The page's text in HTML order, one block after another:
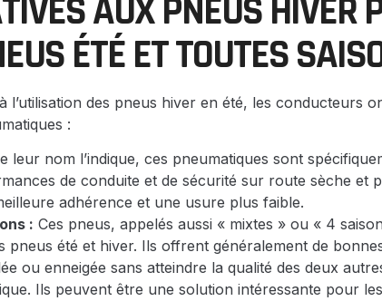
AUX PNEUS HIVER
ÉTÉ ET TOUTES
l’utilisation des pneus hiver en été, les conducteurs
:
leur nom l’indique, ces pneumatiques sont
de conduite et de sécurité sur route sèche et
adhérence et une usure plus faible.
: Ces pneus, appelés aussi « mixtes » ou « 4
pneus été et hiver. Ils offrent généralement de
ou enneigée sans atteindre la qualité des deux
Ils peuvent être une solution intéressante pour